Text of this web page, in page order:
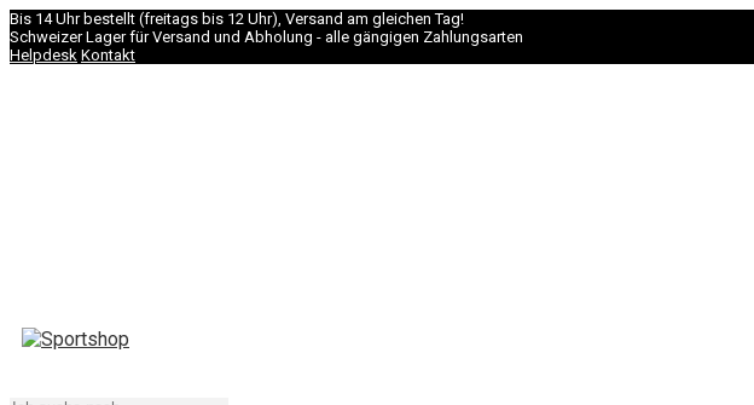
Bis 14 Uhr bestellt (freitags bis 12 Uhr), Versand am gleichen Tag!
Schweizer Lager für Versand und Abholung - alle gängigen Zahlungsarten
Helpdesk Kontakt